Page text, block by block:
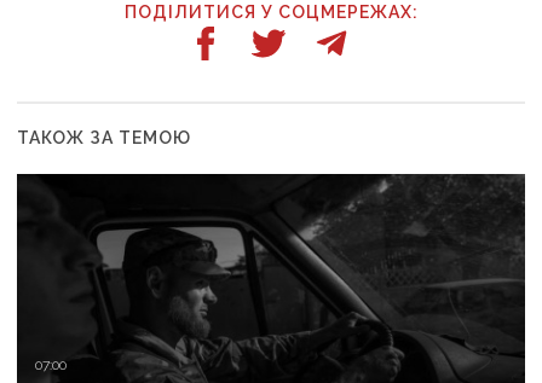
ПОДІЛИТИСЯ У СОЦМЕРЕЖАХ:
ТАКОЖ ЗА ТЕМОЮ
07:00